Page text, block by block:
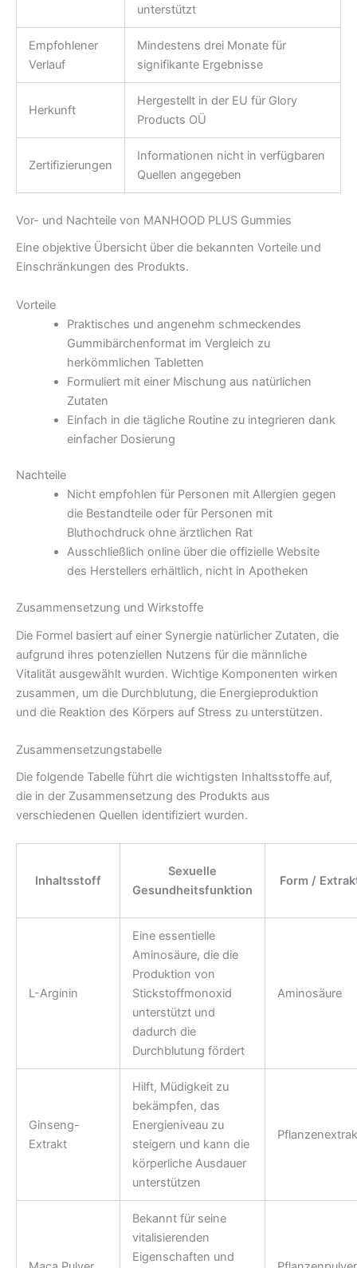
unterstützt
Empfohlener
Verlauf
Mindestens drei Monate für
signifikante Ergebnisse
Herkunft
Hergestellt in der EU für Glory
Products OÜ
Zertifizierungen
Informationen nicht in verfügbaren
Quellen angegeben
Vor- und Nachteile von MANHOOD PLUS Gummies
Eine objektive Übersicht über die bekannten Vorteile und
Einschränkungen des Produkts.
Vorteile
Praktisches und angenehm schmeckendes
Gummibärchenformat im Vergleich zu
herkömmlichen Tabletten
Formuliert mit einer Mischung aus natürlichen
Zutaten
Einfach in die tägliche Routine zu integrieren dank
einfacher Dosierung
Nachteile
Nicht empfohlen für Personen mit Allergien gegen
die Bestandteile oder für Personen mit
Bluthochdruck ohne ärztlichen Rat
Ausschließlich online über die offizielle Website
des Herstellers erhältlich, nicht in Apotheken
Zusammensetzung und Wirkstoffe
Die Formel basiert auf einer Synergie natürlicher Zutaten, die
aufgrund ihres potenziellen Nutzens für die männliche
Vitalität ausgewählt wurden. Wichtige Komponenten wirken
zusammen, um die Durchblutung, die Energieproduktion
und die Reaktion des Körpers auf Stress zu unterstützen.
Zusammensetzungstabelle
Die folgende Tabelle führt die wichtigsten Inhaltsstoffe auf,
die in der Zusammensetzung des Produkts aus
verschiedenen Quellen identifiziert wurden.
Inhaltsstoff
Sexuelle
Gesundheitsfunktion
Form /
L-Arginin
Eine essentielle
Aminosäure, die die
Produktion von
Stickstoffmonoxid
unterstützt und
dadurch die
Durchblutung fördert
Aminosäure
Ginseng-
Extrakt
Hilft, Müdigkeit zu
bekämpfen, das
Energieniveau zu
steigern und kann die
körperliche Ausdauer
unterstützen
Bekannt für seine
vitalisierenden
Eigenschaften und